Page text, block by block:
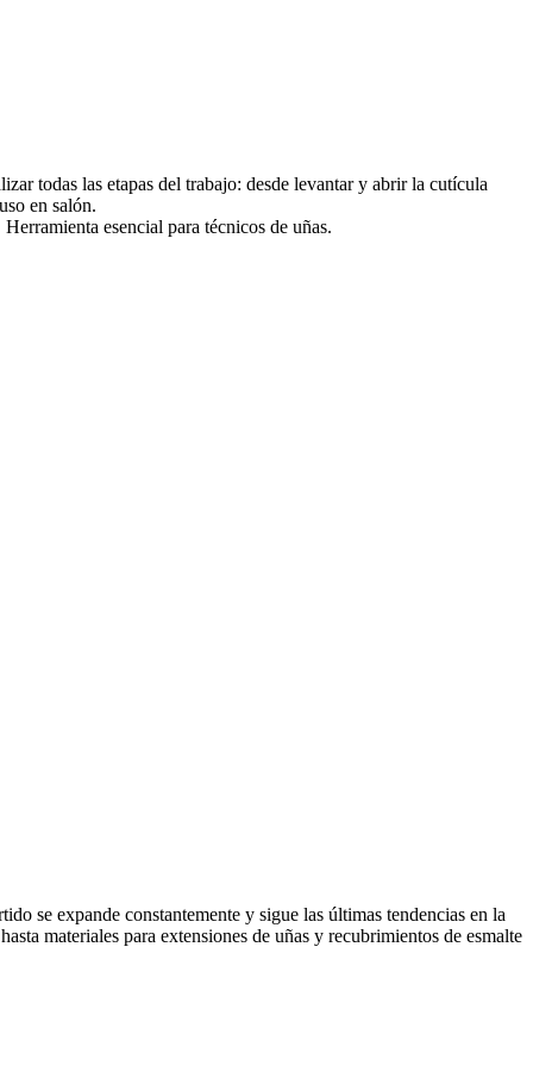
todas las etapas del trabajo: desde levantar y abrir la cutícula
en salón.
esencial para técnicos de uñas.
se expande constantemente y sigue las últimas tendencias en la
materiales para extensiones de uñas y recubrimientos de esmalte